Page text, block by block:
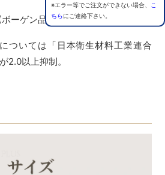
※エラー等でご注文ができない場合、
こ
ちらにご連絡下さい。
ーゲン品質評価による報告書)
ついては「日本衛生材料工業連合
2.0以上抑制。